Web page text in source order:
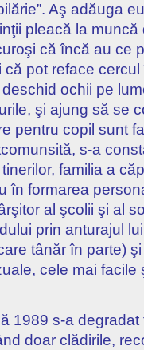
Aş adăuga
pleacă la
că încă au ce
pot reface
ochii pe
şi ajung să se
pentru copil sunt
s-a
familia a
în formarea
al şcolii şi al
prin anturajul
tânăr în parte)
cele mai facile
1989 s-a degradat
doar clădirile,